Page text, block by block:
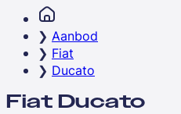
Aanbod
Fiat
Ducato
Fiat Ducato